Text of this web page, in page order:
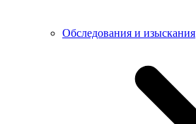
Обследования и изыскания